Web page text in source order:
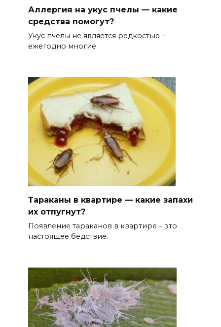
Аллергия на укус пчелы — какие
средства помогут?
Укус пчелы не является редкостью –
ежегодно многие
Тараканы в квартире — какие запахи
их отпугнут?
Появление тараканов в квартире – это
настоящее бедствие.